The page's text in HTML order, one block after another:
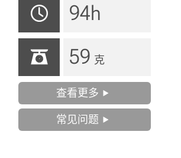
94h
59 克
查看更多
常见问题